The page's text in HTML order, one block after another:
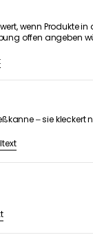
wenn Produkte in
offen angeben
– sie kleckert